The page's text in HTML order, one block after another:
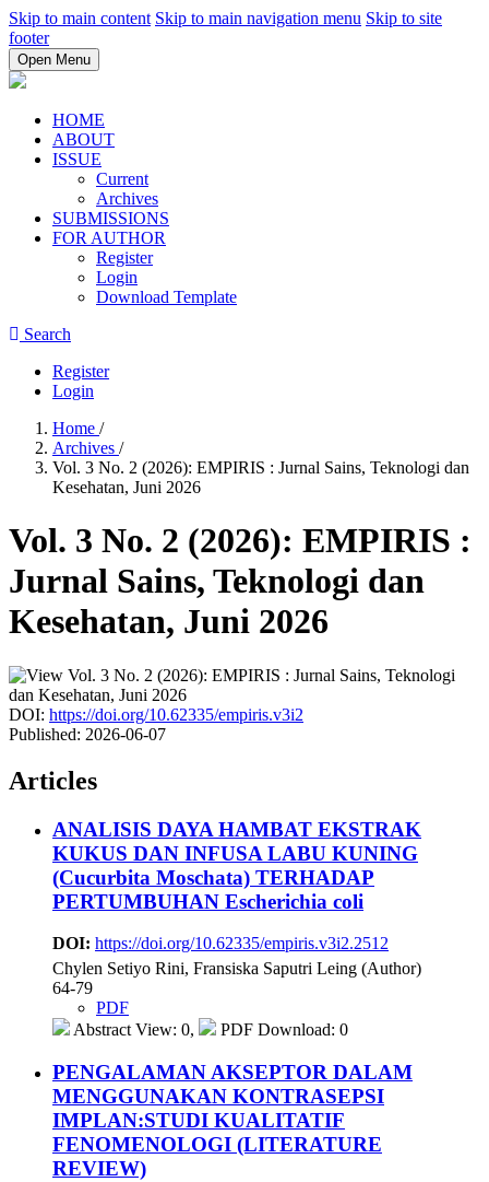
Skip to main content Skip to main navigation menu Skip to site
footer
Open Menu
HOME
ABOUT
ISSUE
Current
Archives
SUBMISSIONS
FOR AUTHOR
Register
Login
Download Template
Search
Register
Login
Home /
Archives /
Vol. 3 No. 2 (2026): EMPIRIS : Jurnal Sains, Teknologi dan
Kesehatan, Juni 2026
Vol. 3 No. 2 (2026): EMPIRIS :
Jurnal Sains, Teknologi dan
Kesehatan, Juni 2026
DOI: https://doi.org/10.62335/empiris.v3i2
Published: 2026-06-07
Articles
ANALISIS DAYA HAMBAT EKSTRAK
KUKUS DAN INFUSA LABU KUNING
(Cucurbita Moschata) TERHADAP
PERTUMBUHAN Escherichia coli
DOI: https://doi.org/10.62335/empiris.v3i2.2512
Chylen Setiyo Rini, Fransiska Saputri Leing (Author)
64-79
PDF
Abstract View: 0,
PDF Download: 0
PENGALAMAN AKSEPTOR DALAM
MENGGUNAKAN KONTRASEPSI
IMPLAN:STUDI KUALITATIF
FENOMENOLOGI (LITERATURE
REVIEW)